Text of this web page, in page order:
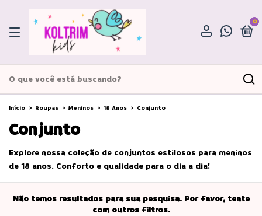
0
Início > Roupas > Meninos > 18 Anos > Conjunto
Conjunto
Explore nossa coleção de conjuntos estilosos para meninos
de 18 anos. Conforto e qualidade para o dia a dia!
Não temos resultados para sua pesquisa. Por favor, tente
com outros filtros.